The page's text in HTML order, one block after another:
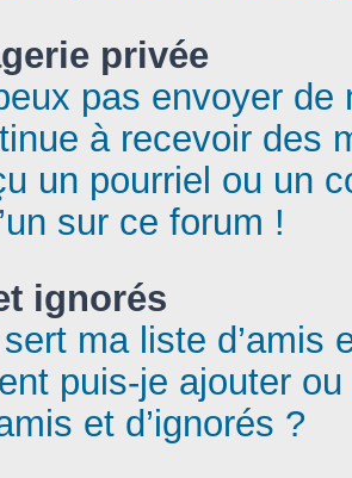
privée
pas envoyer de
à recevoir des
un pourriel ou un
sur ce forum !
ignorés
ma liste d’amis
puis-je ajouter
et d’ignorés ?